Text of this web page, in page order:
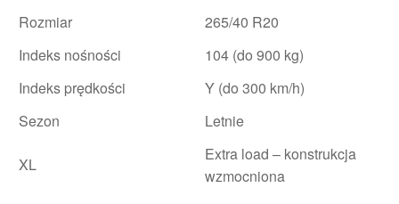
Rozmiar
265/40 R20
Indeks nośności
104 (do 900 kg)
Indeks prędkości
Y (do 300 km/h)
Sezon
Letnie
XL
Extra load – konstrukcja
wzmocniona